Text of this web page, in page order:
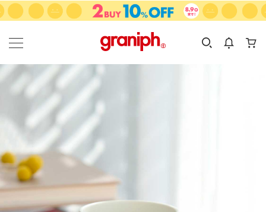
カテゴリーから探す
KIDS
カテゴリ
サイズ